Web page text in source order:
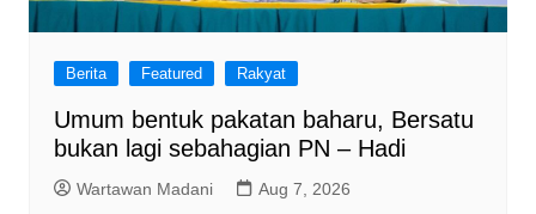
Berita Featured Rakyat
Umum bentuk pakatan baharu, Bersatu
bukan lagi sebahagian PN – Hadi
Wartawan Madani Aug 7, 2026